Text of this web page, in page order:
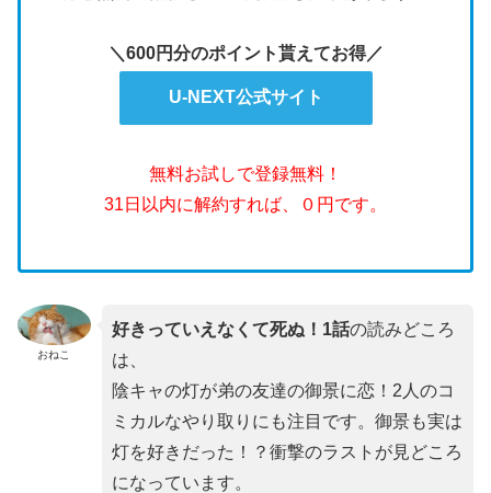
＼600円分のポイント貰えてお得／
U-NEXT公式サイト
無料お試しで登録無料！
31日以内に解約すれば、０円です。
おねこ
好きっていえなくて死ぬ！1話の読みどころ
は、
陰キャの灯が弟の友達の御景に恋！2人のコ
ミカルなやり取りにも注目です。御景も実は
灯を好きだった！？衝撃のラストが見どころ
になっています。